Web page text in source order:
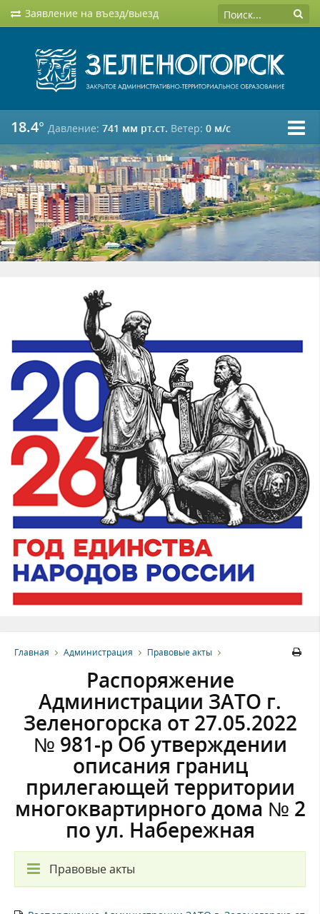
Заявление на въезд/выезд
18.4° Давление: 741 мм рт.ст. Ветер: 0 м/c
Главная Администрация Правовые акты
Распоряжение
Администрации ЗАТО г.
Зеленогорска от 27.05.2022
№ 981-р Об утверждении
описания границ
прилегающей территории
многоквартирного дома № 2
по ул. Набережная
Правовые акты